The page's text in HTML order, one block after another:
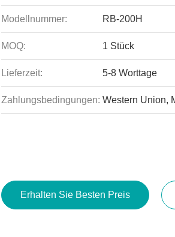
Modellnummer: RB-200H
MOQ: 1 Stück
Lieferzeit: 5-8 Worttage
Zahlungsbedingungen: Western Union,
Erhalten Sie Besten Preis